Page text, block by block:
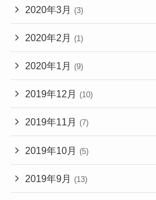
2020年3月 (3)
2020年2月 (1)
2020年1月 (9)
2019年12月 (10)
2019年11月 (7)
2019年10月 (5)
2019年9月 (13)